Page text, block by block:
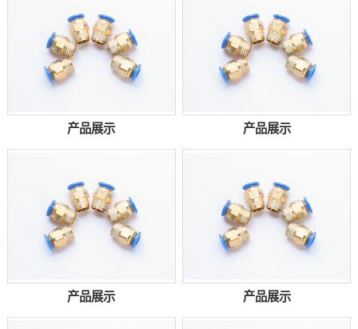
产品展示 产品展示
产品展示 产品展示